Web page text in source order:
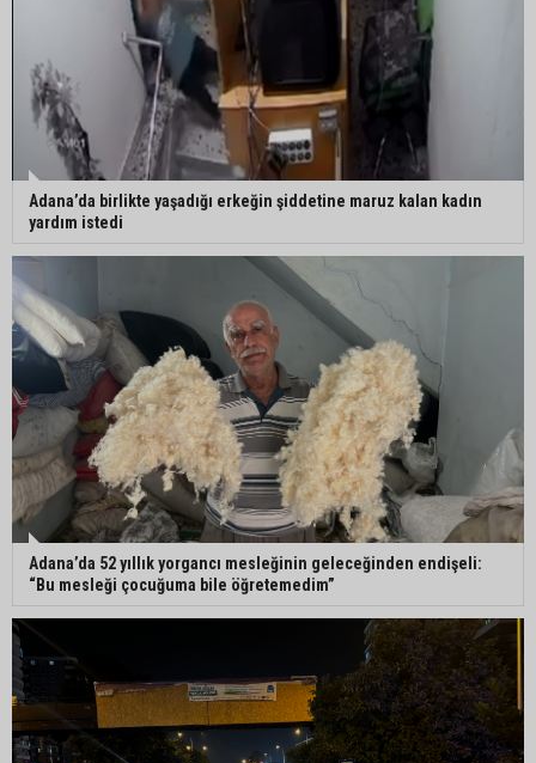
Adana’da birlikte yaşadığı erkeğin şiddetine maruz kalan kadın
yardım istedi
Adana’da 52 yıllık yorgancı mesleğinin geleceğinden endişeli:
“Bu mesleği çocuğuma bile öğretemedim”